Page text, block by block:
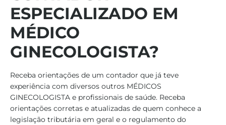
ESPECIALIZADO EM
MÉDICO
GINECOLOGISTA?
Receba orientações de um contador que já teve
experiência com diversos outros MÉDICOS
GINECOLOGISTA e profissionais de saúde. Receba
orientações corretas e atualizadas de quem conhece a
legislação tributária em geral e o regulamento do